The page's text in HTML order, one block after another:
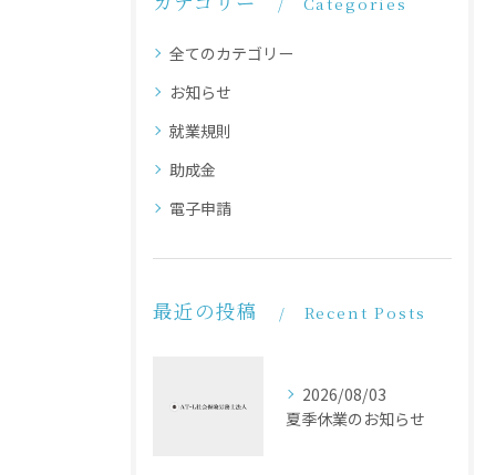
全てのカテゴリー
お知らせ
就業規則
助成金
電子申請
最近の投稿 Recent Posts
2026/08/03
夏季休業のお知らせ